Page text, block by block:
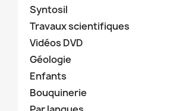
Syntosil
Travaux scientifiques
Vidéos DVD
Géologie
Enfants
Bouquinerie